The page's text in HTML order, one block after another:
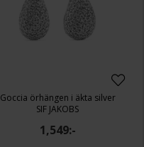
Goccia örhängen i äkta silver
SIF JAKOBS
1,549:-